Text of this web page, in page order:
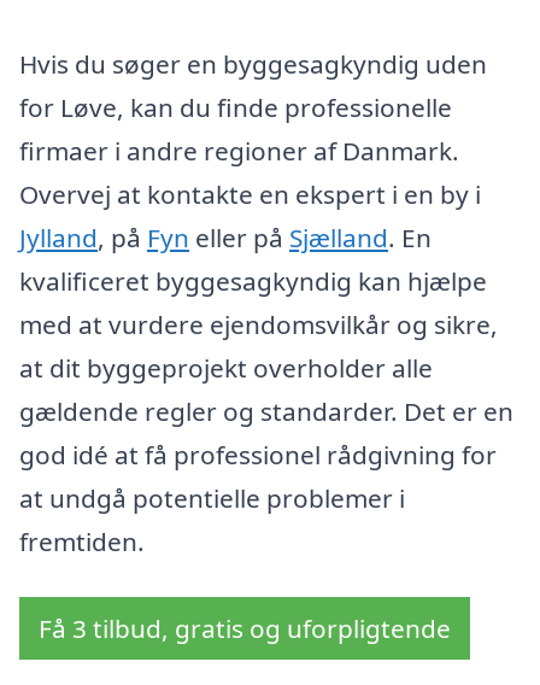
Hvis du søger en byggesagkyndig uden
for Løve, kan du finde professionelle
firmaer i andre regioner af Danmark.
Overvej at kontakte en ekspert i en by i
Jylland, på Fyn eller på Sjælland. En
kvalificeret byggesagkyndig kan hjælpe
med at vurdere ejendomsvilkår og sikre,
at dit byggeprojekt overholder alle
gældende regler og standarder. Det er en
god idé at få professionel rådgivning for
at undgå potentielle problemer i
fremtiden.
Få 3 tilbud, gratis og uforpligtende